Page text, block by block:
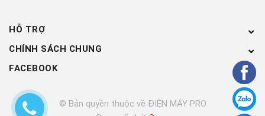
HỖ TRỢ
CHÍNH SÁCH CHUNG
FACEBOOK
© Bản quyền thuộc về ĐIỆN MÁY PRO